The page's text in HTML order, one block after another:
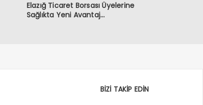
Elazığ Ticaret Borsası Üyelerine
Sağlıkta Yeni Avantaj…
BİZİ TAKİP EDİN